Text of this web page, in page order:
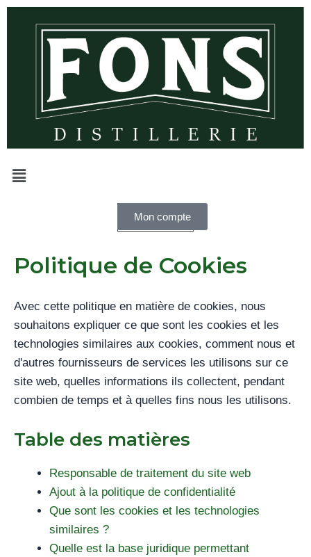
Aller
Menu
0,00€
Mon compte
Politique de Cookies
Avec cette politique en matière de cookies, nous
souhaitons expliquer ce que sont les cookies et les
technologies similaires aux cookies, comment nous et
d'autres fournisseurs de services les utilisons sur ce
site web, quelles informations ils collectent, pendant
combien de temps et à quelles fins nous les utilisons.
Table des matières
Responsable de traitement du site web
Ajout à la politique de confidentialité
Que sont les cookies et les technologies
similaires ?
Quelle est la base juridique permettant